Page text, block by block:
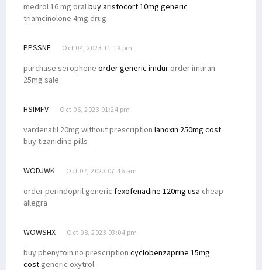
medrol 16 mg oralbuy aristocort 10mg generic
triamcinolone 4mg drug
PPSSNE Oct 04, 2023 11:19 pm
purchase serophene order generic imdur order imuran
25mg sale
HSIMFV Oct 06, 2023 01:24 pm
vardenafil 20mg without prescription lanoxin 250mg cost
buy tizanidine pills
WODJWK Oct 07, 2023 07:46 am
order perindopril generic fexofenadine 120mg usa cheap
allegra
WOWSHX Oct 08, 2023 03:04 pm
buy phenytoin no prescription cyclobenzaprine 15mg
cost generic oxytrol